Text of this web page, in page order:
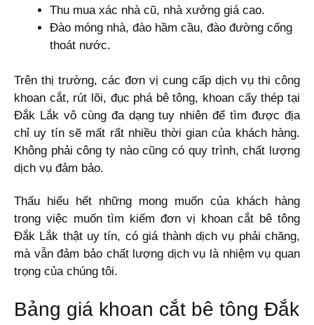
Thu mua xác nhà cũ, nhà xưởng giá cao.
Đào móng nhà, đào hầm cầu, đào đường cống
thoát nước.
Trên thị trường, các đơn vị cung cấp dịch vụ thi công
khoan cắt, rút lõi, đục phá bê tông, khoan cấy thép tại
Đắk Lắk vô cùng đa dạng tuy nhiên để tìm được địa
chỉ uy tín sẽ mất rất nhiều thời gian của khách hàng.
Không phải công ty nào cũng có quy trình, chất lượng
dịch vụ đảm bảo.
Thấu hiểu hết những mong muốn của khách hàng
trong việc muốn tìm kiếm đơn vị khoan cắt bê tông
Đắk Lắk thật uy tín, có giá thành dịch vụ phải chăng,
mà vẫn đảm bảo chất lượng dịch vụ là nhiệm vụ quan
trọng của chúng tôi.
Bảng giá khoan cắt bê tông Đắk